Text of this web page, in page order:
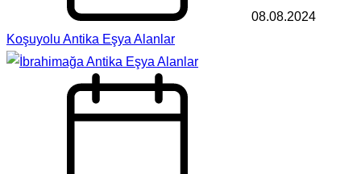
08.08.2024
Koşuyolu Antika Eşya Alanlar